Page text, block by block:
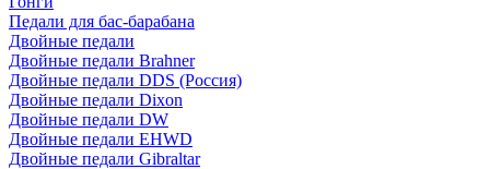
Педали для бас-барабана
Двойные педали
Двойные педали Brahner
Двойные педали DDS (Россия)
Двойные педали Dixon
Двойные педали DW
Двойные педали EHWD
Двойные педали Gibraltar